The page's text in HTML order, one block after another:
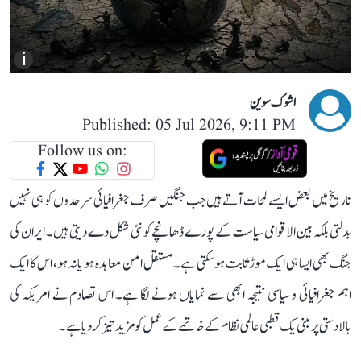
i
اشوک سوین
Published: 05 Jul 2026, 9:11 PM
Follow us on:
تاریخ میں بعض ایسے لمحات آتے ہیں جب جنگیں صرف جغرافیائی سرحدوں کو ہی نہیں
بدلتی بلکہ بین الاقوامی سیاست کے پورے ڈھانچے کو نئی شکل دے دیتی ہیں۔ ایران کی
جنگ بھی ایسا ہی ایک موڑ ثابت ہو سکتی ہے۔ مستقل امن معاہدہ ہو یا نہ ہو، اس کا ایک
اہم جغرافیائی و سیاسی نتیجہ ابھی سے نمایاں ہونے لگا ہے۔ اس تصادم نے امریکہ کی
بالادستی پر مبنی یک قطبی عالمی نظام کے خاتمے کے عمل کو مزید تیز کر دیا ہے۔